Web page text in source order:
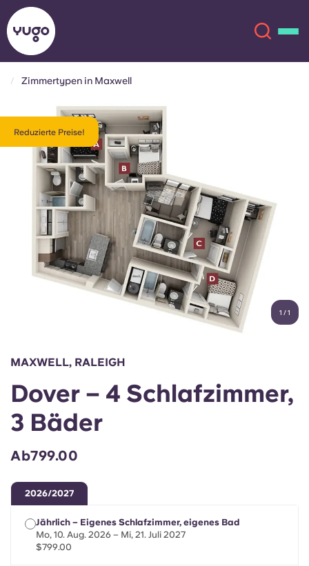
Über uns
Standorte
Mehr
Konto Sprache
English (GB)
Chinese
Anmelden
English (GB)
English (US)
Chinese Español
Català Deutsch
Italian French
Portuguese
Zimmertypen in Maxwell
Reduzierte Preise!
1 /1
MAXWELL, RALEIGH
Dover – 4 Schlafzimmer,
3 Bäder
Ab799.00
2026/2027
Jährlich – Eigenes Schlafzimmer, eigenes Bad
Mo, 10. Aug. 2026 – Mi, 21. Juli 2027
$799.00